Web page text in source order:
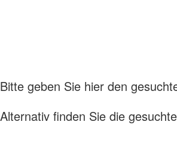
Bitte geben Sie hier den
Alternativ finden Sie die